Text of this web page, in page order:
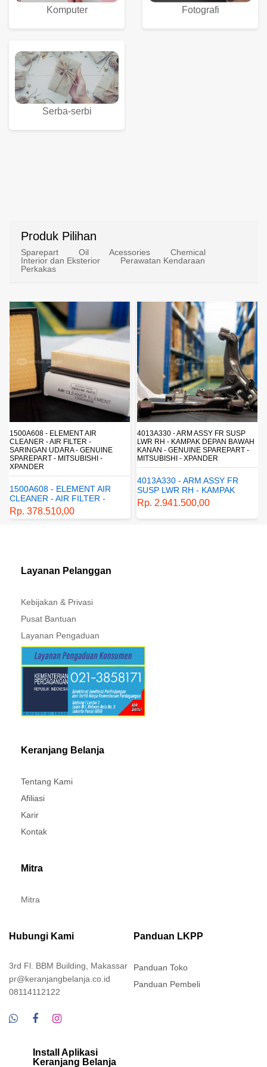
Komputer Fotografi
Serba-serbi
Produk Pilihan
Sparepart Oil Acessories
Chemical
Interior dan Eksterior
Perawatan Kendaraan
Perkakas
4013A330 - ARM ASSY FR SUSP
LWR RH - KAMPAK DEPAN BAWAH
KANAN - GENUINE SPAREPART -
MITSUBISHI - XPANDER
SUSP LWR RH - KAMPAK
DEPAN BAWAH KANAN -
GENUINE SPAREPART -
MITSUBISHI - XPANDER
Rp. 2.941.500,00
4162A413 - SHOCK ABSORBER RR
SUSP - SUSPENSI BELAKANG -
SHOCKBREAKER BELAKANG -
GENUINE SPAREPART -
MITSUBISHI - XPANDER
4162A413 - SHOCK
ABSORBER RR SUSP -
SUSPENSI BELAKANG -
SHOCKBREAKER BELAKANG
Rp. 1.198.800,00
Layanan Pelanggan
Kebijakan & Privasi
Pusat Bantuan
Layanan Pengaduan
Keranjang Belanja
Tentang Kami
Afiliasi
Karir
Kontak
Mitra
Mitra
Hubungi Kami
3rd Fl. BBM Building, Makassar
pr@keranjangbelanja.co.id
08114112122
Panduan LKPP
Panduan Toko
Panduan Pembeli
Install Aplikasi
Keranjang Belanja